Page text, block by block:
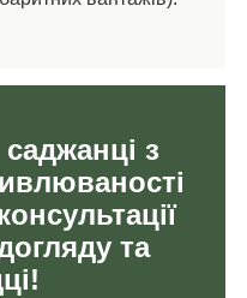
саджанці з
та